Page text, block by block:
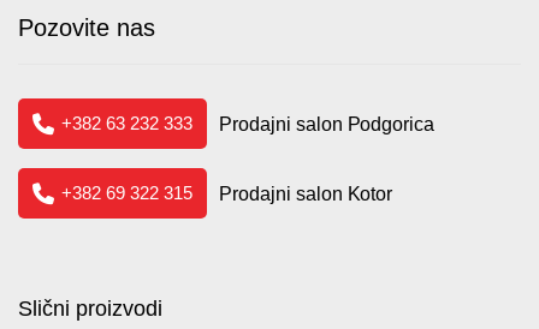
Pozovite nas
+382 63 232 333 Prodajni salon Podgorica
+382 69 322 315 Prodajni salon Kotor
Slični proizvodi